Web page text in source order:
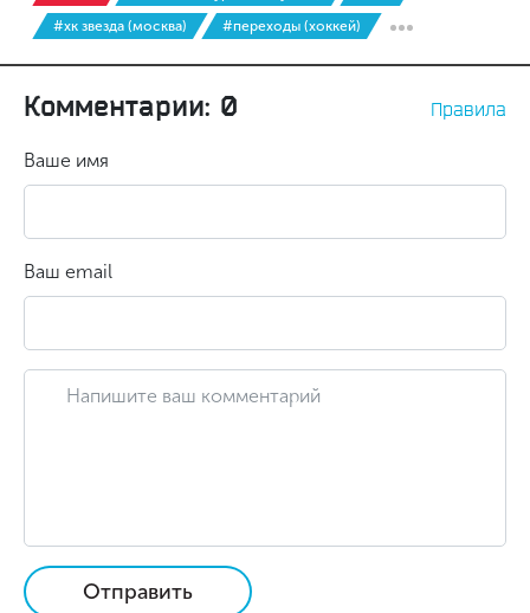
#хк звезда (москва)
#переходы (хоккей)
Комментарии: 0 Правила
Ваше имя
Ваш email
Отправить